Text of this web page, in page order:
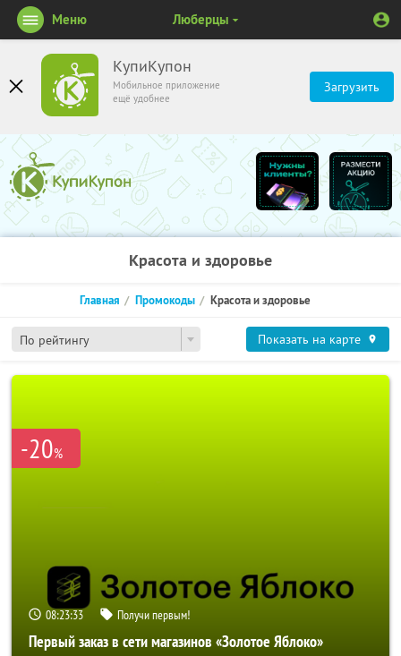
КупиКупон
Мобильное приложение
ещё удобнее
Загрузить
Меню Люберцы
Красота и здоровье
По рейтингу
Главная Промокоды Красота и здоровье
Показать на карте
-20%
08:23:33 Получи первым!
Первый заказ в сети магазинов «Золотое Яблоко»